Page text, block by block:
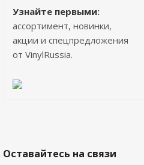
Узнайте первыми:
ассортимент, новинки,
акции и спецпредложения
от VinylRussia.
Оставайтесь на связи